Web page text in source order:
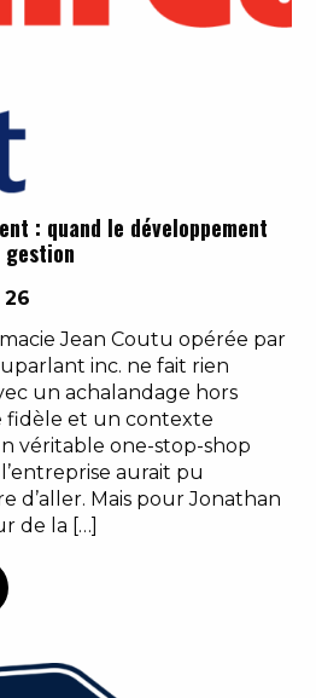
: quand le développement
26
Jean Coutu opérée par
inc. ne fait rien
un achalandage hors
fidèle et un contexte
véritable one-stop-shop
aurait pu
d’aller. Mais pour Jonathan
de la […]